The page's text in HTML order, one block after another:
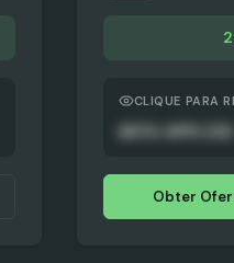
CLIQUE PARA
Obter